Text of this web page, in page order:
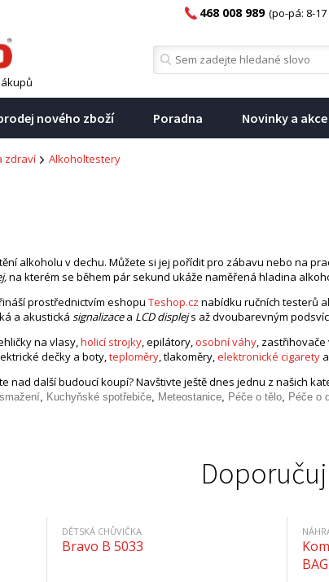
468 008 989 (po-pá: 8-
nového zboží Poradna Novinky a akce
zdraví Alkoholtestery
alkoholu v dechu. Můžete si jej pořídit pro zábavu nebo na
na kterém se během pár sekund ukáže naměřená hladina
prostřednictvím eshopu Teshop.cz nabídku ručních testerů
a akustická signalizacea LCD displejs až dvoubarevným
na vlasy,holicí strojky, epilátory,osobní váhy, zastřihovače
dečky a boty,teploměry, tlakoměry,elektronické cigarety
nad další budoucí koupí? Navštivte ještě dnes jednu z našich
, Kuchyňské spotřebiče, Meteostanice, Péče o tělo, Péče o
DĚTSKÁ CHŮVIČKA
Bravo B 5033